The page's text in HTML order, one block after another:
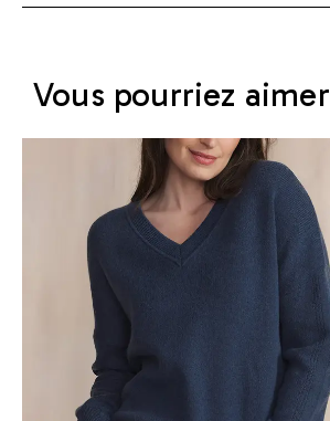
Vous pourriez aimer